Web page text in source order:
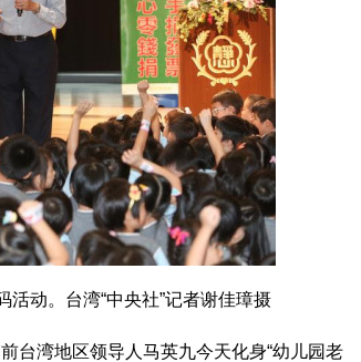
动。台湾“中央社”记者谢佳璋摄
湾地区领导人马英九今天化身“幼儿园老